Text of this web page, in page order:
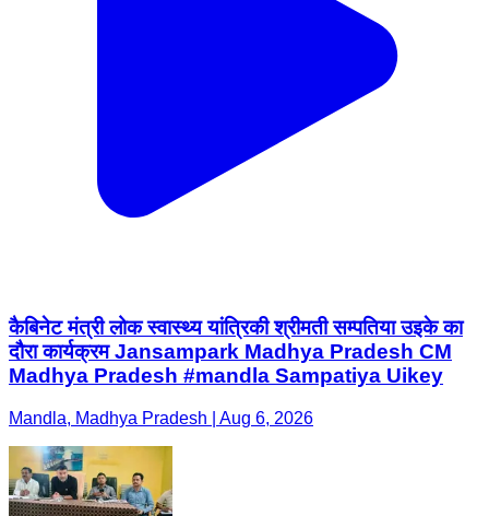
कैबिनेट मंत्री लोक स्वास्थ्य यांत्रिकी श्रीमती सम्पतिया उइके का
दौरा कार्यक्रम Jansampark Madhya Pradesh CM
Madhya Pradesh #mandla Sampatiya Uikey
Mandla, Madhya Pradesh | Aug 6, 2026